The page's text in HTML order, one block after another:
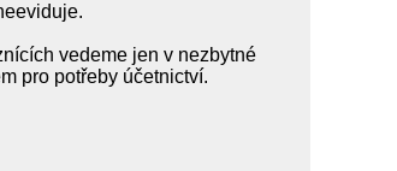
vedeme jen v nezbytné
pro potřeby účetnictví.